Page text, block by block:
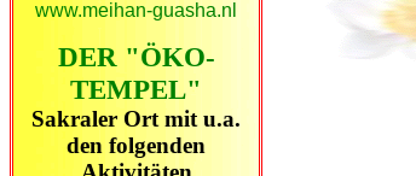
www.meihan-guasha.nl
DER "ÖKO-
TEMPEL"
Sakraler Ort mit u.a.
den folgenden